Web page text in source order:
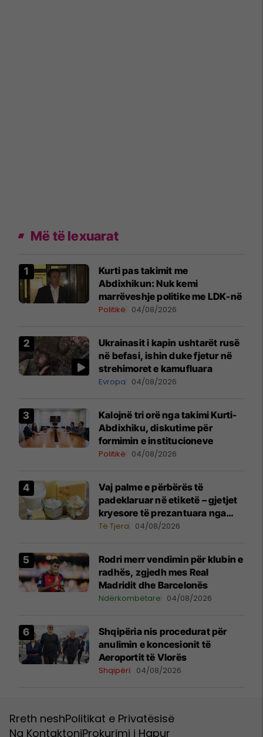
Më të lexuarat
Kurti pas takimit me
Abdixhikun: Nuk kemi
marrëveshje politike me LDK-në
Politikë 04/08/2026
Ukrainasit i kapin ushtarët rusë
në befasi, ishin duke fjetur në
strehimoret e kamufluara
Evropa 04/08/2026
Kalojnë tri orë nga takimi Kurti-
Abdixhiku, diskutime për
formimin e institucioneve
Politikë 04/08/2026
Vaj palme e përbërës të
padeklaruar në etiketë – gjetjet
kryesore të prezantuara nga
AUV-i pas kontrollit në sektorin
Të Tjera 04/08/2026
Rodri merr vendimin për klubin e
radhës, zgjedh mes Real
Madridit dhe Barcelonës
Ndërkombëtare 04/08/2026
​Shqipëria nis procedurat për
anulimin e koncesionit të
Aeroportit të Vlorës
Shqipëri 04/08/2026
Rreth neshPolitikat e Privatësisë
Na KontaktoniProkurimi i Hapur